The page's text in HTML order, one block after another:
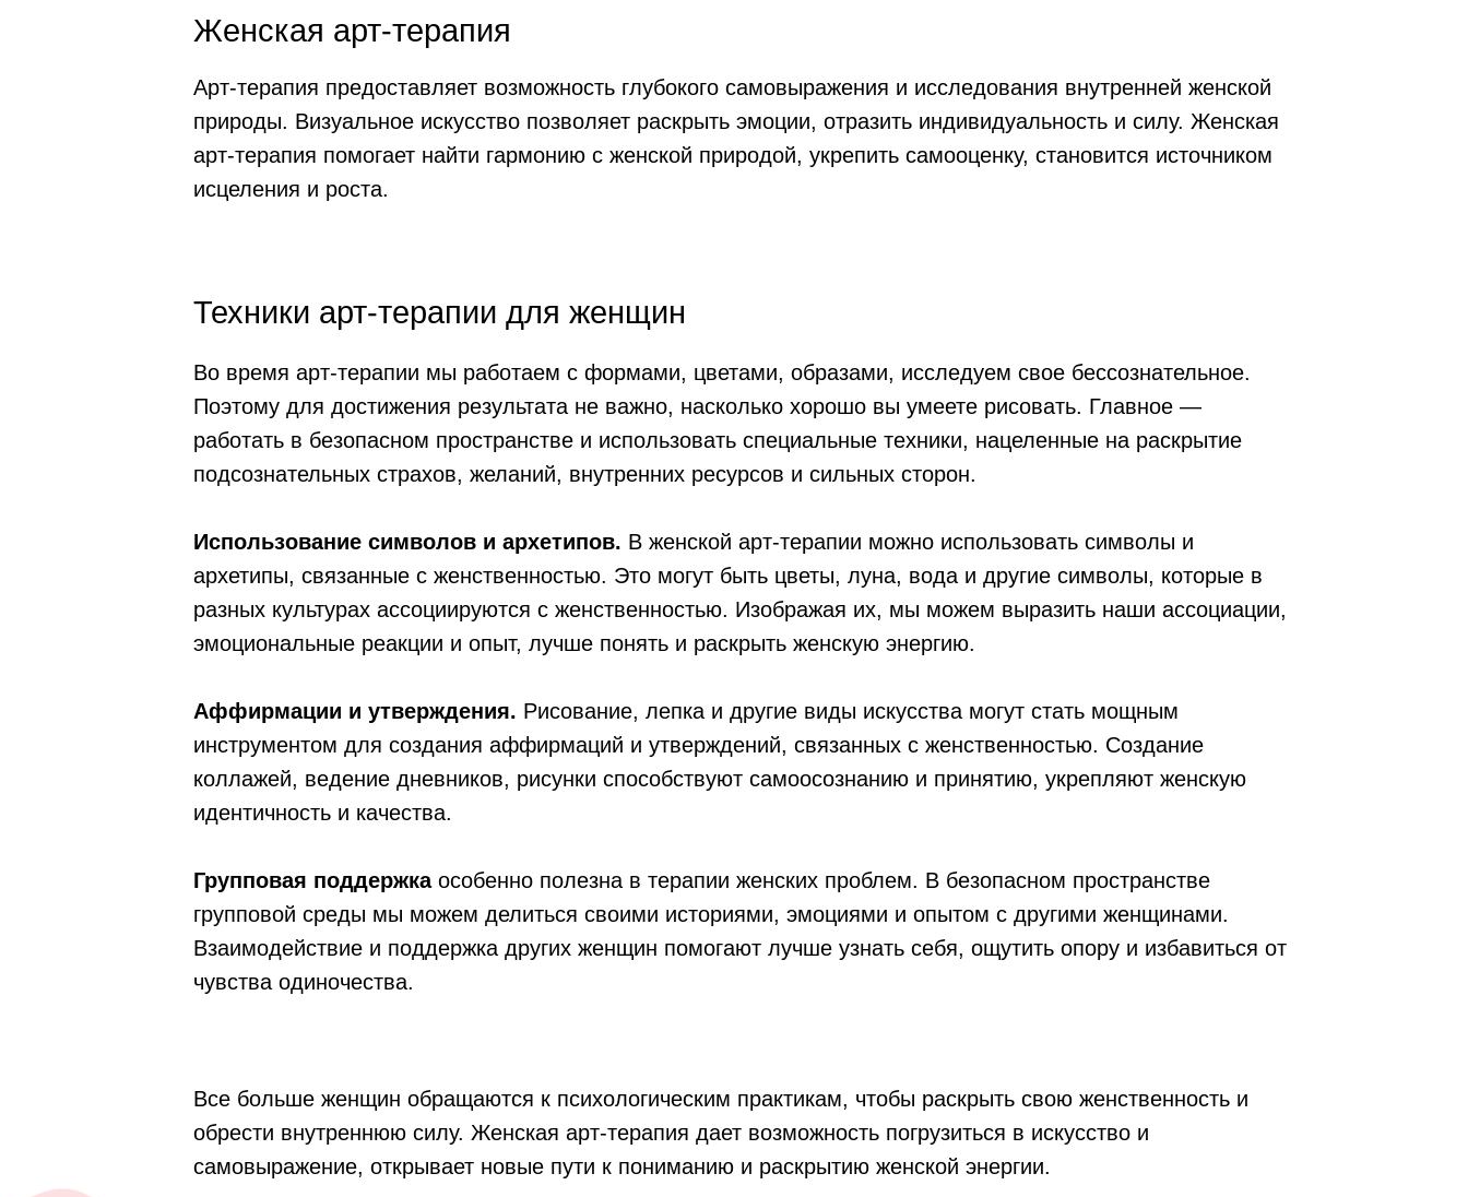
Женская арт-терапия
Арт-терапия предоставляет возможность глубокого самовыражения и исследования внутренней женской
природы. Визуальное искусство позволяет раскрыть эмоции, отразить индивидуальность и силу. Женская
арт-терапия помогает найти гармонию с женской природой, укрепить самооценку, становится источником
исцеления и роста.
Техники арт-терапии для женщин
Во время арт-терапии мы работаем с формами, цветами, образами, исследуем свое бессознательное.
Поэтому для достижения результата не важно, насколько хорошо вы умеете рисовать. Главное —
работать в безопасном пространстве и использовать специальные техники, нацеленные на раскрытие
подсознательных страхов, желаний, внутренних ресурсов и сильных сторон.
Использование символов и архетипов. В женской арт-терапии можно использовать символы и
архетипы, связанные с женственностью. Это могут быть цветы, луна, вода и другие символы, которые в
разных культурах ассоциируются с женственностью. Изображая их, мы можем выразить наши ассоциации,
эмоциональные реакции и опыт, лучше понять и раскрыть женскую энергию.
Аффирмации и утверждения. Рисование, лепка и другие виды искусства могут стать мощным
инструментом для создания аффирмаций и утверждений, связанных с женственностью. Создание
коллажей, ведение дневников, рисунки способствуют самоосознанию и принятию, укрепляют женскую
идентичность и качества.
Групповая поддержка особенно полезна в терапии женских проблем. В безопасном пространстве
групповой среды мы можем делиться своими историями, эмоциями и опытом с другими женщинами.
Взаимодействие и поддержка других женщин помогают лучше узнать себя, ощутить опору и избавиться от
чувства одиночества.
Все больше женщин обращаются к психологическим практикам, чтобы раскрыть свою женственность и
обрести внутреннюю силу. Женская арт-терапия дает возможность погрузиться в искусство и
самовыражение, открывает новые пути к пониманию и раскрытию женской энергии.